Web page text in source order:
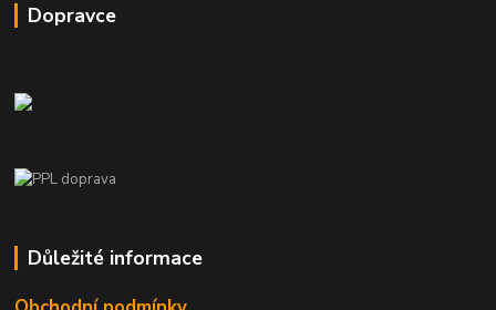
Dopravce
Důležité informace